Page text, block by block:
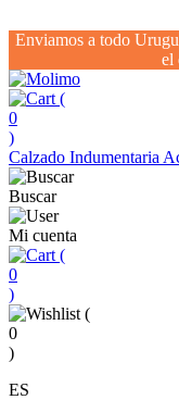
Enviamos a todo
el
(
0
)
Calzado Indumentaria
Buscar
Mi cuenta
(
0
)
(
0
)
ES